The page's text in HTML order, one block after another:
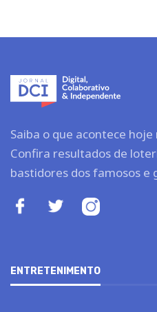
Saiba o que acontece
Confira resultados de
bastidores dos famosos e
ENTRETENIMENTO